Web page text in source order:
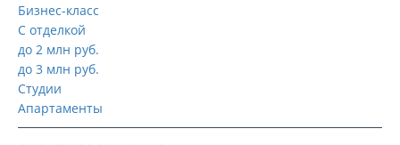
Бизнес-класс
С отделкой
до 2 млн руб.
до 3 млн руб.
Студии
Апартаменты